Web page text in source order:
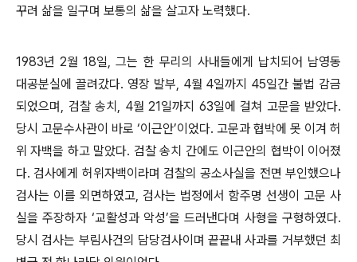
꾸려 삶을 일구며 보통의 삶을 살고자 노력했다.
1983년2월18일,그는 한 무리의 사내들에게 납치되어 남영동
대공분실에 끌려갔다. 영장 발부, 4월 4일까지 45일간 불법 감금
되었으며, 검찰 송치 , 4월 21일까지 63일에 걸쳐 고문을 받았다.
당시 고문수사관이 바로 ‘이근안’이었다. 고문과 협박에 못 이겨 허
위 자백을 하고 말았다. 검찰 송치 간에도 이근안의 협박이 이어졌
다.검사에게 허위자백이라며 검찰의 공소사실을 전면 부인했으나
검사는 이를 외면하였고, 검사는 법정에서 함주명 선생이 고문 사
실을 주장하자 ‘교활성과 악성’을 드러낸다며 사형을 구형하였다.
당시 검사는 부림사건의 담당검사이며 끝끝내 사과를 거부했던 최